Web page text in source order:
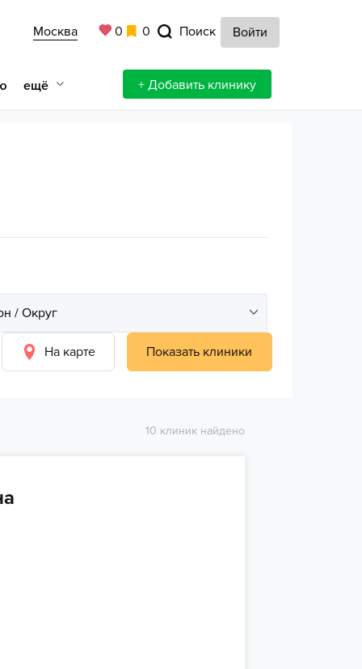
Москва 0 0 Поиск Войти
ещё + Добавить клинику
На карте Показать клиники
10 клиник найдено